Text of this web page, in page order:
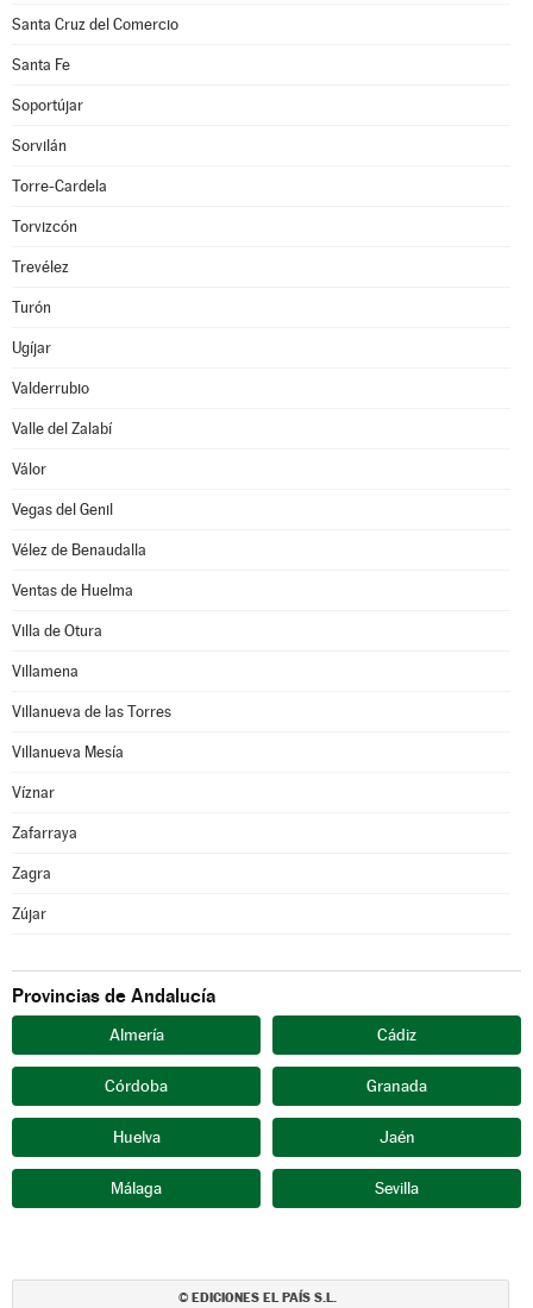
Santa Cruz del Comercio
Santa Fe
Soportújar
Sorvilán
Torre-Cardela
Torvizcón
Trevélez
Turón
Ugíjar
Valderrubio
Valle del Zalabí
Válor
Vegas del Genil
Vélez de Benaudalla
Ventas de Huelma
Villa de Otura
Villamena
Villanueva de las Torres
Villanueva Mesía
Víznar
Zafarraya
Zagra
Zújar
Provincias de Andalucía
Almería Cádiz
Córdoba Granada
Huelva Jaén
Málaga Sevilla
© EDICIONES EL PAÍS S.L.